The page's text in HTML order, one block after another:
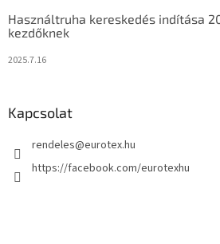
Használtruha kereskedés indítása
kezdőknek
2025.7.16
Kapcsolat
rendeles@eurotex.hu
https://facebook.com/eurotexhu